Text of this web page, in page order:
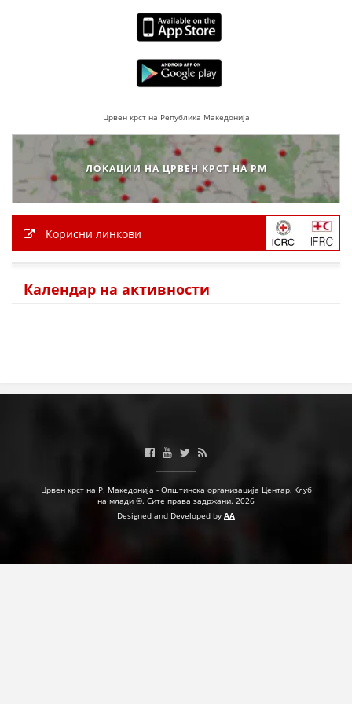
СТРАТЕГИИ
ЕДУКАТИВНО ИНФОРМАТИВНИ МАТЕРИЈАЛИ
БРОШУРИ
ПРЕЗЕНТАЦИИ
Црвен крст на Република Македонија
ЛОКАЦИИ НА ЦРВЕН КРСТ НА РМ
Корисни линкови
Календар на активности
Црвен крст на Р. Македонија - Општинска организација Центар, Клуб
на млади ©. Сите права задржани. 2026
Designed and Developed by AA